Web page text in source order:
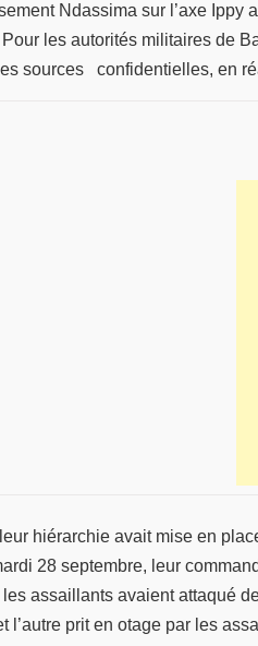
Ndassima sur l’axe
les autorités militaires de
sources confidentielles, en
hiérarchie avait mise en
28 septembre, leur
assaillants avaient attaqué
l’autre prit en otage par les